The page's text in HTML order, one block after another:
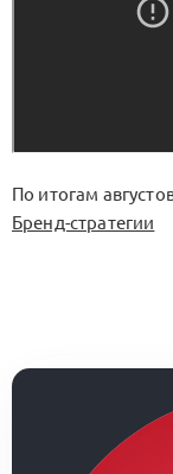
По итогам
Бренд-стратегии